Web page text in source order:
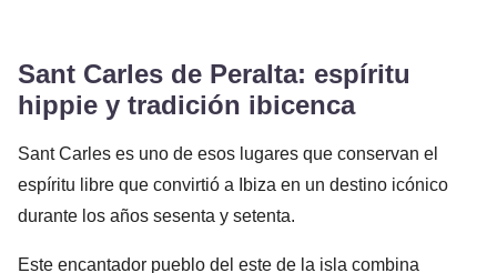
Sant Carles de Peralta: espíritu
hippie y tradición ibicenca
Sant Carles es uno de esos lugares que conservan el
espíritu libre que convirtió a Ibiza en un destino icónico
durante los años sesenta y setenta.
Este encantador pueblo del este de la isla combina